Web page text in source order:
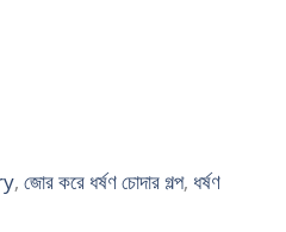
,জোর করে ধর্ষণ চোদার গল্প, ধর্ষণ